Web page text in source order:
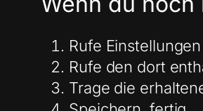
Rufe
Rufe den dort
Trage die